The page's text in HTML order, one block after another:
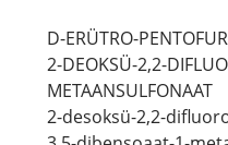
D-ERÜTRO-
2-DEOKSÜ-2,2-
METAANSULFONAAT
2-desoksü-2,2-